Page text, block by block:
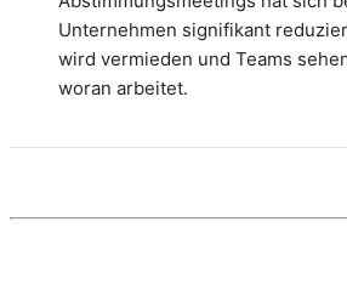
Unternehmen signifikant
wird vermieden und Teams
woran arbeitet.